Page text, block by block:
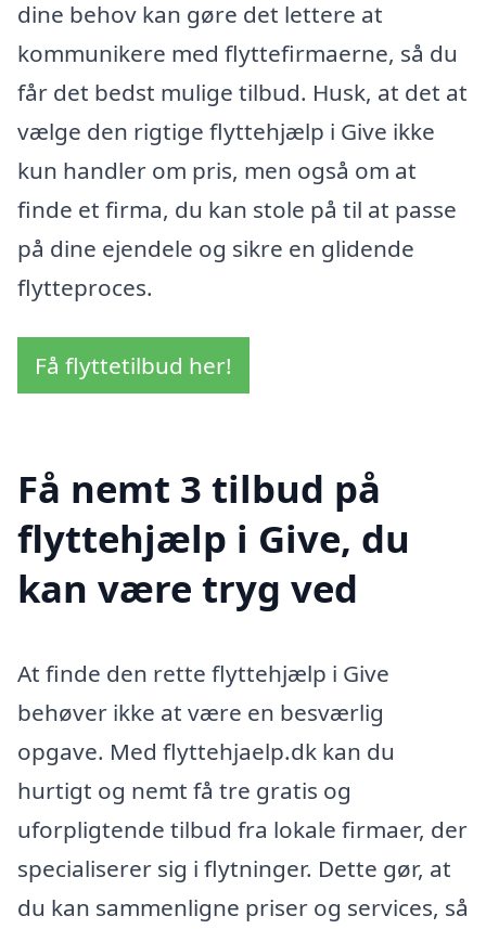
dine behov kan gøre det lettere at
kommunikere med flyttefirmaerne, så du
får det bedst mulige tilbud. Husk, at det at
vælge den rigtige flyttehjælp i Give ikke
kun handler om pris, men også om at
finde et firma, du kan stole på til at passe
på dine ejendele og sikre en glidende
flytteproces.
Få flyttetilbud her!
Få nemt 3 tilbud på
flyttehjælp i Give, du
kan være tryg ved
At finde den rette flyttehjælp i Give
behøver ikke at være en besværlig
opgave. Med flyttehjaelp.dk kan du
hurtigt og nemt få tre gratis og
uforpligtende tilbud fra lokale firmaer, der
specialiserer sig i flytninger. Dette gør, at
du kan sammenligne priser og services, så